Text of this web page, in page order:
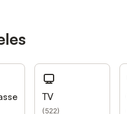
TV
(522)